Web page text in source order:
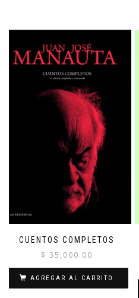
CUENTOS COMPLETOS
$ 35,000.00
AGREGAR AL CARRITO